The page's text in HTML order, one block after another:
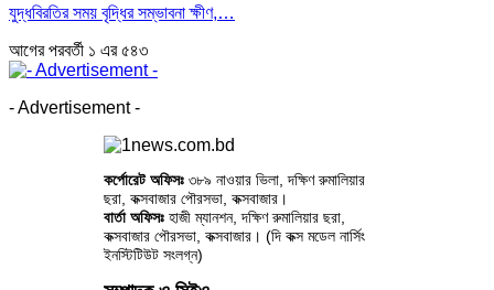
যুদ্ধবিরতির সময় বৃদ্ধির সম্ভাবনা ক্ষীণ,…
আগেরপরবর্তী ১ এর ৫৪৩
- Advertisement -
কর্পোরেট অফিসঃ ৩৮৯ নাওয়ার ভিলা, দক্ষিণ রুমালিয়ার
ছরা, কক্সবাজার পৌরসভা, কক্সবাজার।
বার্তা অফিসঃহাজী ম্যানশন, দক্ষিণ রুমালিয়ার ছরা,
কক্সবাজার পৌরসভা, কক্সবাজার। (দি কক্স মডেল নার্সিং
ইনস্টিটিউট সংলগ্ন)